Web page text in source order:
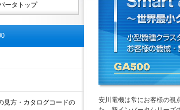
安川電機は常にお客様の視
ータトップ
見方・カタログコードの